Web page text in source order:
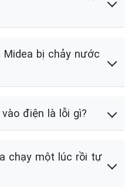
Midea bị chảy nước
điện là lỗi gì?
chạy một lúc rồi tự